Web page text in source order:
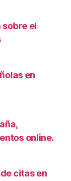
sobre el
en
online.
citas en